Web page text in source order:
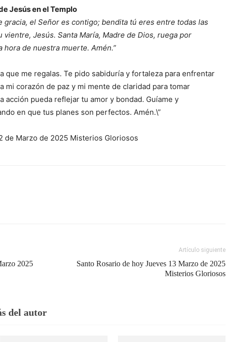
Jesús en el Templo
gracia, el Señor es contigo; bendita tú eres entre todas las
Jesús. Santa María, Madre de Dios, ruega por
de nuestra muerte. Amén.”
que me regalas. Te pido sabiduría y fortaleza para enfrentar
mi corazón de paz y mi mente de claridad para tomar
acción pueda reflejar tu amor y bondad. Guíame y
en que tus planes son perfectos. Amén.\”
de Marzo de 2025 Misterios Gloriosos
2025
Artículo siguiente
Santo Rosario de hoy Jueves 13 Marzo de 2025
Misterios Gloriosos
del autor